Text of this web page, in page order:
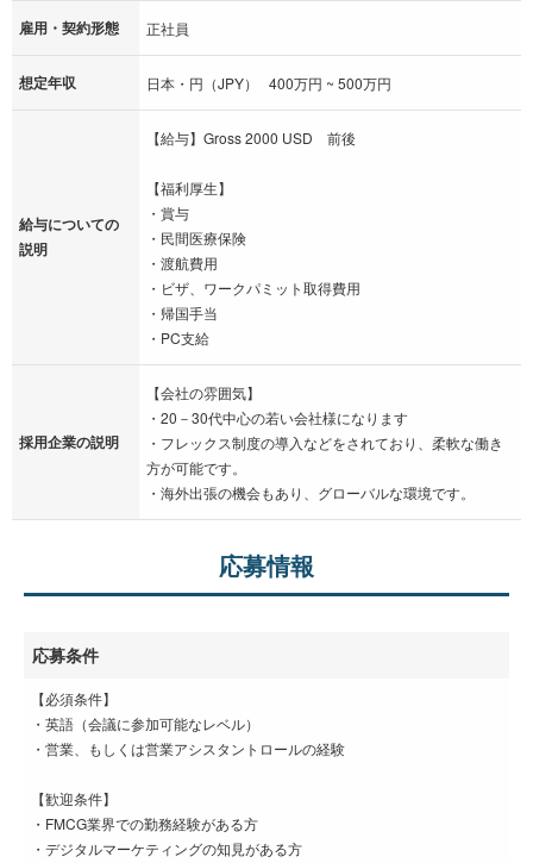
雇用・契約形態 正社員
想定年収 日本・円（JPY） 400万円 ~ 500万円
給与についての
説明
【給与】Gross 2000 USD 前後
【福利厚生】
・賞与
・民間医療保険
・渡航費用
・ビザ、ワークパミット取得費用
・帰国手当
・PC支給
採用企業の説明
【会社の雰囲気】
・20－30代中心の若い会社様になります
・フレックス制度の導入などをされており、柔軟な働き
方が可能です。
・海外出張の機会もあり、グローバルな環境です。
応募情報
応募条件
【必須条件】
・英語（会議に参加可能なレベル）
・営業、もしくは営業アシスタントロールの経験
【歓迎条件】
・FMCG業界での勤務経験がある方
・デジタルマーケティングの知見がある方